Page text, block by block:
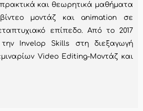
και θεωρητικά μαθήματα
βίντεο μοντάζ και animation σε
επίπεδο. Από το 2017
την Invelop Skills στη διεξαγωγή
Video Editing-Μοντάζ και